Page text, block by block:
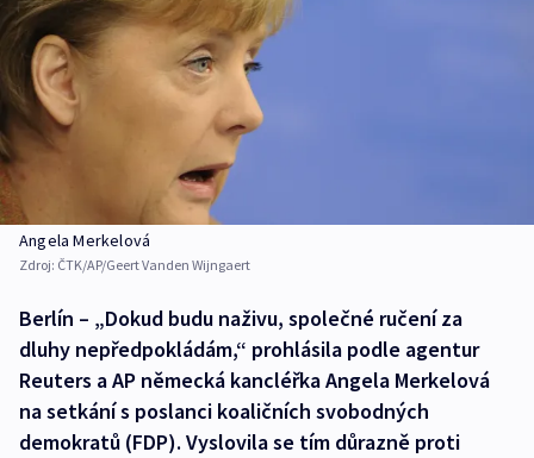
Angela Merkelová
Zdroj: ČTK/AP/Geert Vanden Wijngaert
Berlín – „Dokud budu naživu, společné ručení za
dluhy nepředpokládám,“ prohlásila podle agentur
Reuters a AP německá kancléřka Angela Merkelová
na setkání s poslanci koaličních svobodných
demokratů (FDP). Vyslovila se tím důrazně proti